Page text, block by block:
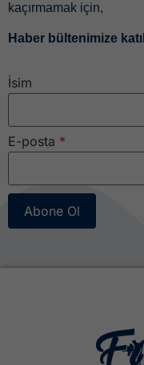
kaçırmamak için,
Haber bültenimize
İsim
E-posta *
Abone Ol